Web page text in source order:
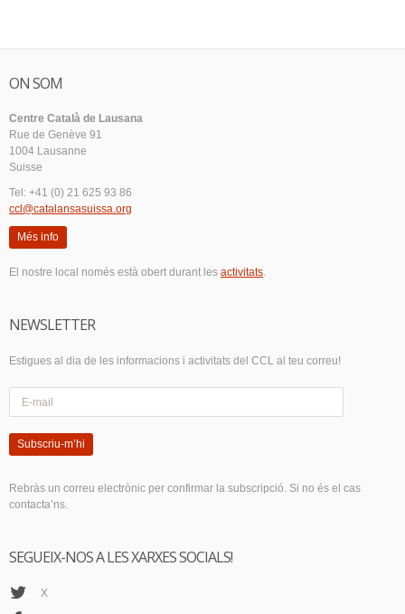
ON SOM
Centre Català de Lausana
Rue de Genève 91
1004 Lausanne
Suisse
Tel: +41 (0) 21 625 93 86
ccl@catalansasuissa.org
Més info
El nostre local només està obert durant les activitats.
NEWSLETTER
Estigues al dia de les informacions i activitats del CCL al teu correu!
Subscriu-m’hi
Rebràs un correu electrònic per confirmar la subscripció. Si no és el cas
contacta’ns.
SEGUEIX-NOS A LES XARXES SOCIALS!
X